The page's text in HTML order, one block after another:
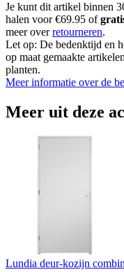
Je kunt dit artikel binnen
halen voor €69.95 of
meer overretourneren.
Let op: De bedenktijd en
op maat gemaakte
planten.
Meer informatie over de
Meer uit deze
Lundia deur-kozijn